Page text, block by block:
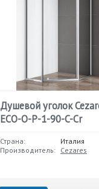
Душевой уголок
ECO-O-P-1-90-C-Cr
Страна:
Италия
Производитель: Cezares